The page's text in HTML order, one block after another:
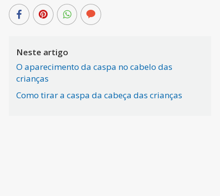
Neste artigo
O aparecimento da caspa no cabelo das
crianças
Como tirar a caspa da cabeça das crianças